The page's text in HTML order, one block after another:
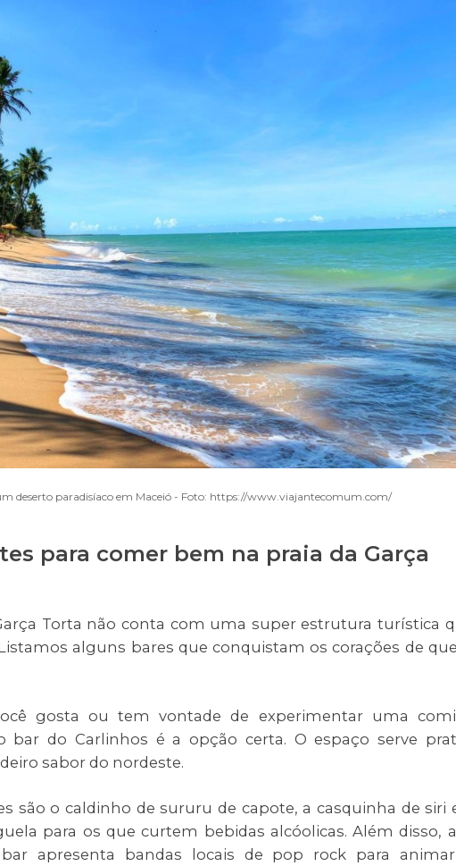
deserto paradisíaco em Maceió - Foto: https://www.viajantecomum.com/
para comer bem na praia da Garça
Torta não conta com uma super estrutura turística
alguns bares que conquistam os corações de
gosta ou tem vontade de experimentar uma
bar do Carlinhos é a opção certa. O espaço serve
sabor do nordeste.
são o caldinho de sururu de capote, a casquinha de siri
para os que curtem bebidas alcóolicas. Além disso,
apresenta bandas locais de pop rock para